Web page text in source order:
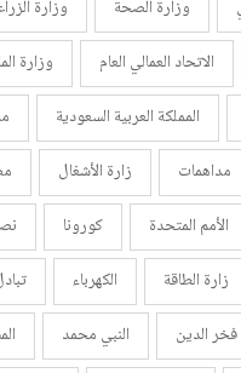
وزارة الصحة وزارة
الاتحاد العمالي العام وزارة
المملكة العربية السعودية
مداهمات زارة الأشغال
الأمم المتحدة كورونا
زارة الطاقة الكهرباء
الدين
النبي محمد